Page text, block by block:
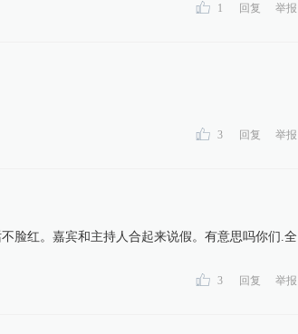
1 回复 举报
3 回复 举报
脸红。嘉宾和主持人合起来说假。有意思吗你们.全
3 回复 举报